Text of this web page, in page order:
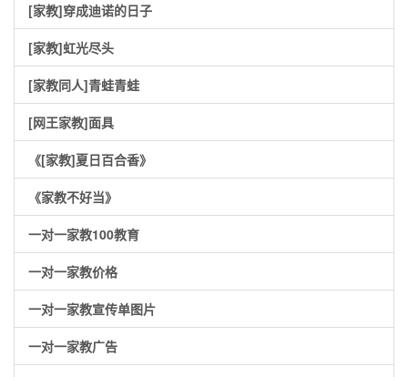
[家教]穿成迪诺的日子
[家教]虹光尽头
[家教同人]青蛙青蛙
[网王家教]面具
《[家教]夏日百合香》
《家教不好当》
一对一家教100教育
一对一家教价格
一对一家教宣传单图片
一对一家教广告